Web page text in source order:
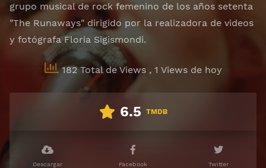
grupo musical de rock femenino de los años setenta
"The Runaways" dirigido por la realizadora de videos
y fotógrafa Floria Sigismondi.
182 Total de Views , 1 Views de hoy
6.5 TMDB
Descargar Facebook Twitter